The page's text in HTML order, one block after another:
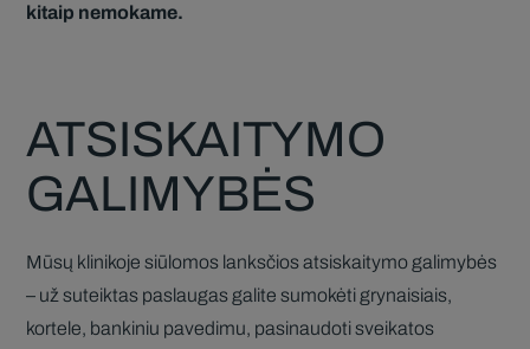
kitaip nemokame.
ATSISKAITYMO
GALIMYBĖS
Mūsų klinikoje siūlomos lanksčios atsiskaitymo galimybės
– už suteiktas paslaugas galite sumokėti grynaisiais,
kortele, bankiniu pavedimu, pasinaudoti sveikatos